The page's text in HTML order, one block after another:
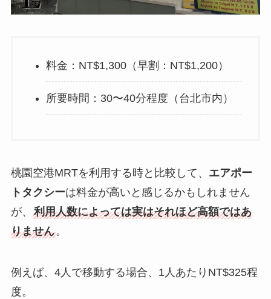
料金：NT$1,300（早割：NT$1,200）
所要時間：30〜40分程度（台北市内）
桃園空港MRTを利用する時と比較して、 エアポー
トタクシーは料金が高いと感じるかもしれません
が、 利用人数によっては実はそれほど高額ではあ
りません。
例えば、4人で移動する場合、1人あたりNT$325程
度。